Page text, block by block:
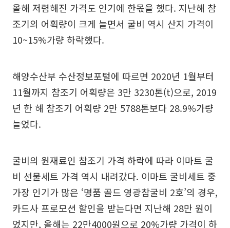
올해 저렴해진 가격도 인기에 한몫을 했다. 지난해 참
조기의 어획량이 크게 늘면서 굴비 역시 산지 가격이
10~15%가량 하락했다.
해양수산부 수산정보포털에 따르면 2020년 1월부터
11월까지 참조기 어획량은 3만 3230톤(t)으로, 2019
년 한 해 참조기 어획량 2만 5788톤보다 28.9%가량
늘었다.
굴비의 원재료인 참조기 가격 하락에 따라 이마트 굴
비 선물세트 가격 역시 내려갔다. 이마트 굴비세트 중
가장 인기가 많은 ‘명품 골드 영광참굴비 2호’의 경우,
카드사 프로모션 할인을 받는다면 지난해 28만 원이
었지만, 올해는 22만4000원으로 20%가량 가격이 하